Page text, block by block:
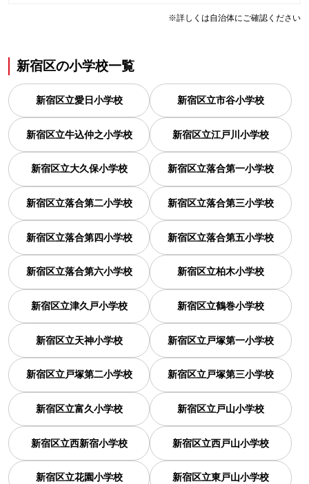
※詳しくは自治体にご確認ください
新宿区の小学校一覧
新宿区立愛日小学校 新宿区立市谷小学校
新宿区立牛込仲之小学校 新宿区立江戸川小学校
新宿区立大久保小学校 新宿区立落合第一小学校
新宿区立落合第二小学校 新宿区立落合第三小学校
新宿区立落合第四小学校 新宿区立落合第五小学校
新宿区立落合第六小学校 新宿区立柏木小学校
新宿区立津久戸小学校 新宿区立鶴巻小学校
新宿区立天神小学校 新宿区立戸塚第一小学校
新宿区立戸塚第二小学校 新宿区立戸塚第三小学校
新宿区立富久小学校 新宿区立戸山小学校
新宿区立西新宿小学校 新宿区立西戸山小学校
新宿区立花園小学校 新宿区立東戸山小学校